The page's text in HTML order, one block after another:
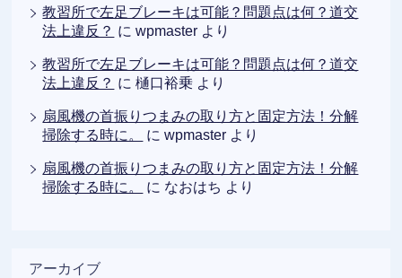
教習所で左足ブレーキは可能？問題点は何？道交
法上違反？ にwpmaster より
教習所で左足ブレーキは可能？問題点は何？道交
法上違反？ に樋口裕乗 より
扇風機の首振りつまみの取り方と固定方法！分解
掃除する時に。
にwpmaster より
扇風機の首振りつまみの取り方と固定方法！分解
掃除する時に。
に なおはち より
アーカイブ